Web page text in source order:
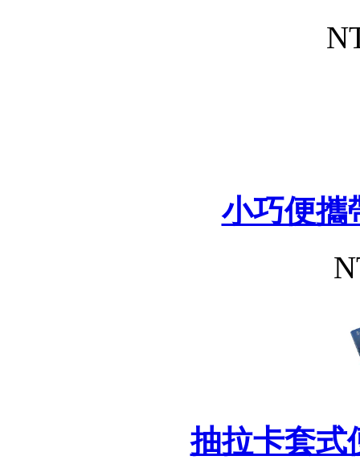
小巧便攜
抽拉卡套式